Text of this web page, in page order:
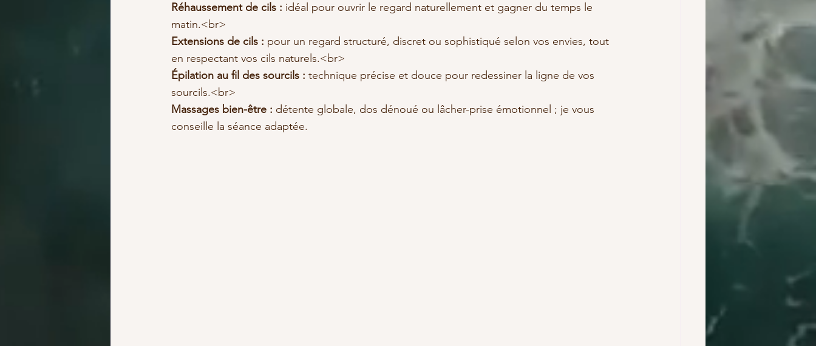
Réhaussement de cils : idéal pour ouvrir le regard naturellement et gagner du temps le
Extensions de cils : pour un regard structuré, discret ou sophistiqué selon vos envies, tout
Épilation au fil des sourcils : technique précise et douce pour redessiner la ligne de vos
Massages bien-être : détente globale, dos dénoué ou lâcher-prise émotionnel ; je vous
conseille la séance adaptée.